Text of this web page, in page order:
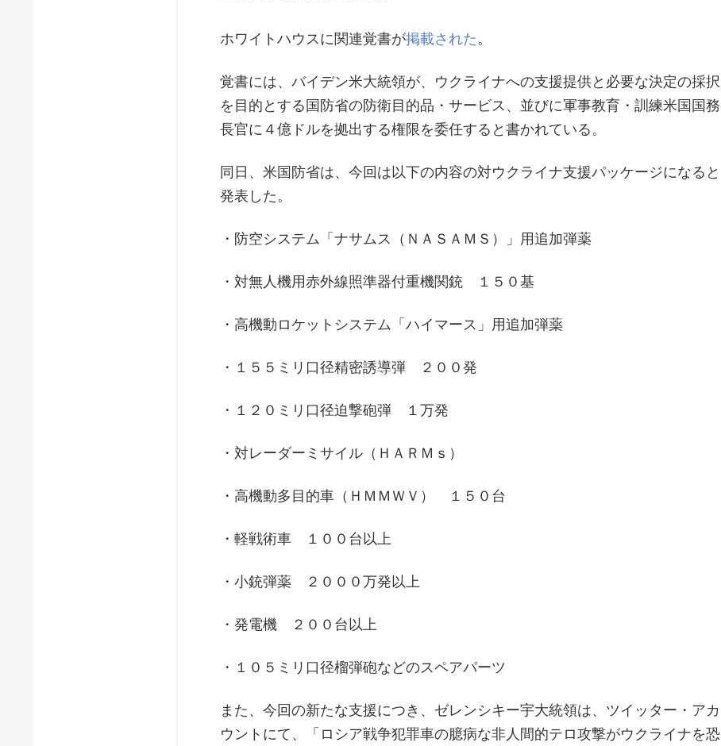
ホワイトハウスに関連覚書が掲載された 。
覚書には、バイデン米大統領が、ウクライナへの支援提供と必要な決定の採択
を目的とする国防省の防衛目的品・サービス、並びに軍事教育・訓練米国国務
長官に４億ドルを拠出する権限を委任すると書かれている。
同日、米国防省は、今回は以下の内容の対ウクライナ支援パッケージになると
発表した。
・防空システム「ナサムス（ＮＡＳＡＭＳ）」用追加弾薬
・対無人機用赤外線照準器付重機関銃 １５０基
・高機動ロケットシステム「ハイマース」用追加弾薬
・１５５ミリ口径精密誘導弾 ２００発
・１２０ミリ口径迫撃砲弾 １万発
・対レーダーミサイル（ＨＡＲＭｓ）
・高機動多目的車（ＨＭＭＷＶ） １５０台
・軽戦術車 １００台以上
・小銃弾薬 ２０００万発以上
・発電機 ２００台以上
・１０５ミリ口径榴弾砲などのスペアパーツ
また、今回の新たな支援につき、ゼレンシキー宇大統領は、ツイッター・アカ
ウントにて、「ロシア戦争犯罪車の臆病な非人間的テロ攻撃がウクライナを恐